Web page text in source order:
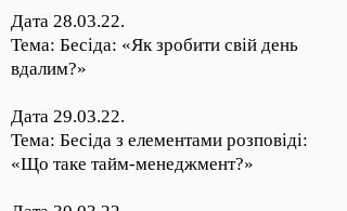
Дата 28.03.22.
Тема: Бесіда: «Як зробити свій день
вдалим?»
Дата 29.03.22.
Тема: Бесіда з елементами розповіді:
«Що таке тайм-менеджмент?»